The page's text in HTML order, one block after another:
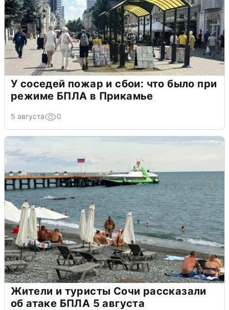
У соседей пожар и сбои: что было при
режиме БПЛА в Прикамье
5 августа 0
Жители и туристы Сочи рассказали
об атаке БПЛА 5 августа